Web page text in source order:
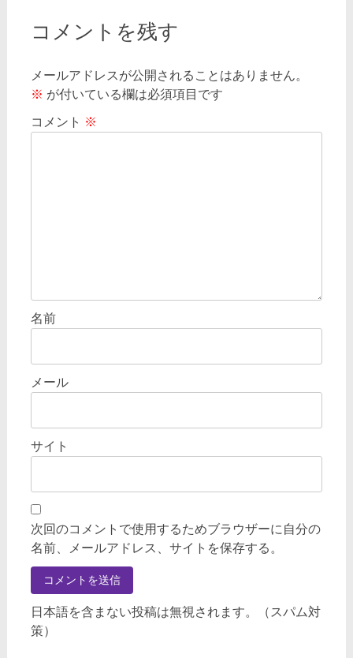
コメントを残す
メールアドレスが公開されることはありません。
※ が付いている欄は必須項目です
コメント ※
名前
メール
サイト
次回のコメントで使用するためブラウザーに自分の
名前、メールアドレス、サイトを保存する。
日本語を含まない投稿は無視されます。（スパム対
策）